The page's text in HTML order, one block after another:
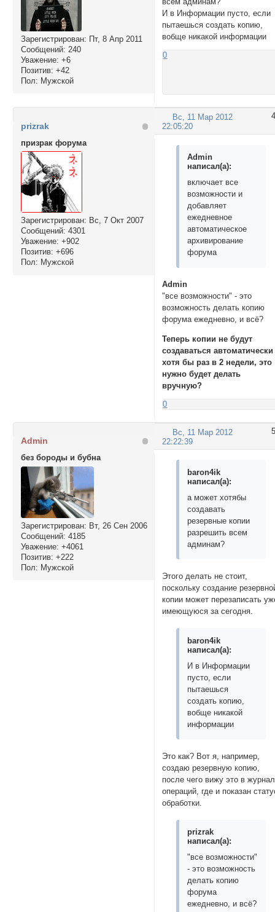
Зарегистрирован: Пт, 8 Апр 2011
Сообщений: 240
Уважение: +6
Позитив: +42
Пол: Мужской
И в Информации пусто, если
пытаешься создать копию,
вобще никакой информации
0
4
Вс, 11 Мар 2012
22:05:20
prizrak
призрак форума
Зарегистрирован: Вс, 7 Окт 2007
Сообщений: 4301
Уважение: +902
Позитив: +696
Пол: Мужской
Admin
написал(а):
включает все
возможности и
добавляет
ежедневное
автоматическое
архивирование
форума
Admin
"все возможности" - это
возможность делать копию
форума ежедневно, и всё?
Теперь копии не будут
создаваться автоматически
хотя бы раз в 2 недели, это
нужно будет делать
вручную?
0
5
Вс, 11 Мар 2012
22:22:39
Admin
без бороды и бубна
Зарегистрирован: Вт, 26 Сен 2006
Сообщений: 4185
Уважение: +4061
Позитив: +222
Пол: Мужской
baron4ik
написал(а):
а может хотябы
создавать
резервные копии
разрешить всем
админам?
Этого делать не стоит,
поскольку создание
копии может перезаписать
имеющуюся за сегодня.
baron4ik
написал(а):
И в Информации
пусто, если
пытаешься
создать копию,
вобще никакой
информации
Это как? Вот я, например,
создаю резервную копию,
после чего вижу это в
операций, где и показан
обработки.
prizrak
написал(а):
"все возможности"
- это возможность
делать копию
форума
ежедневно, и всё?